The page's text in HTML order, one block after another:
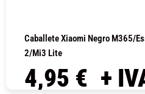
Caballete Xiaomi Negro M365/
2/Mi3 Lite
4,95 € +